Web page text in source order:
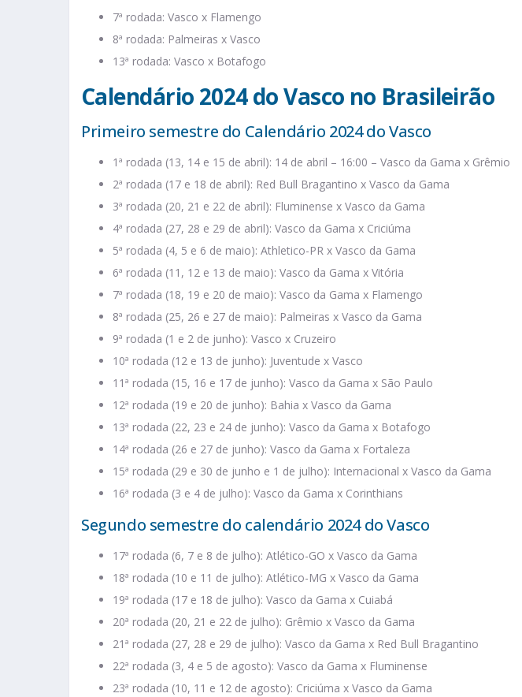
7ª rodada: Vasco x Flamengo
8ª rodada: Palmeiras x Vasco
13ª rodada: Vasco x Botafogo
Calendário 2024 do Vasco no Brasileirão
Primeiro semestre do Calendário 2024 do Vasco
1ª rodada (13, 14 e 15 de abril): 14 de abril – 16:00 – Vasco da Gama x Grêmio
2ª rodada (17 e 18 de abril): Red Bull Bragantino x Vasco da Gama
3ª rodada (20, 21 e 22 de abril): Fluminense x Vasco da Gama
4ª rodada (27, 28 e 29 de abril): Vasco da Gama x Criciúma
5ª rodada (4, 5 e 6 de maio): Athletico-PR x Vasco da Gama
6ª rodada (11, 12 e 13 de maio): Vasco da Gama x Vitória
7ª rodada (18, 19 e 20 de maio): Vasco da Gama x Flamengo
8ª rodada (25, 26 e 27 de maio): Palmeiras x Vasco da Gama
9ª rodada (1 e 2 de junho): Vasco x Cruzeiro
10ª rodada (12 e 13 de junho): Juventude x Vasco
11ª rodada (15, 16 e 17 de junho): Vasco da Gama x São Paulo
12ª rodada (19 e 20 de junho): Bahia x Vasco da Gama
13ª rodada (22, 23 e 24 de junho): Vasco da Gama x Botafogo
14ª rodada (26 e 27 de junho): Vasco da Gama x Fortaleza
15ª rodada (29 e 30 de junho e 1 de julho): Internacional x Vasco da Gama
16ª rodada (3 e 4 de julho): Vasco da Gama x Corinthians
Segundo semestre do calendário 2024 do Vasco
17ª rodada (6, 7 e 8 de julho): Atlético-GO x Vasco da Gama
18ª rodada (10 e 11 de julho): Atlético-MG x Vasco da Gama
19ª rodada (17 e 18 de julho): Vasco da Gama x Cuiabá
20ª rodada (20, 21 e 22 de julho): Grêmio x Vasco da Gama
21ª rodada (27, 28 e 29 de julho): Vasco da Gama x Red Bull Bragantino
22ª rodada (3, 4 e 5 de agosto): Vasco da Gama x Fluminense
23ª rodada (10, 11 e 12 de agosto): Criciúma x Vasco da Gama